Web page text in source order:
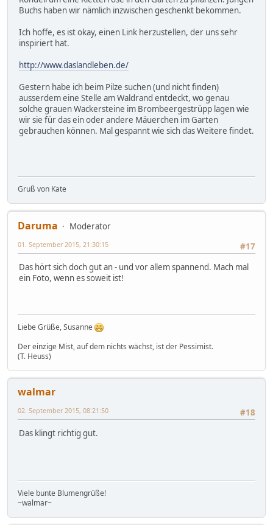
Buchs haben wir nämlich inzwischen geschenkt bekommen.
Ich hoffe, es ist okay, einen Link herzustellen, der uns sehr
inspiriert hat.
http://www.daslandleben.de/
Gestern habe ich beim Pilze suchen (und nicht finden)
ausserdem eine Stelle am Waldrand entdeckt, wo genau
solche grauen Wackersteine im Brombeergestrüpp lagen wie
wir sie für das ein oder andere Mäuerchen im Garten
gebrauchen können. Mal gespannt wie sich das Weitere findet.
Gruß von Kate
Daruma
Moderator
#17
01. September 2015, 21:30:15
Das hört sich doch gut an - und vor allem spannend. Mach mal
ein Foto, wenn es soweit ist!
Liebe Grüße, Susanne
Der einzige Mist, auf dem nichts wächst, ist der Pessimist.
(T. Heuss)
walmar
#18
02. September 2015, 08:21:50
Das klingt richtig gut.
Viele bunte Blumengrüße!
~walmar~